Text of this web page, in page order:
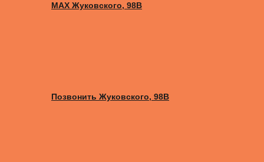
MAX Жуковского, 98B
Позвонить Жуковского, 98B